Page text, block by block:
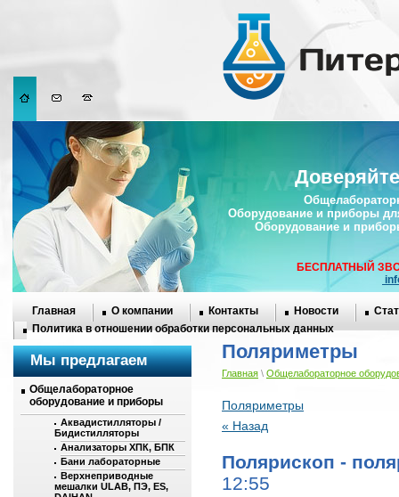
Оборудование и приборы
Оборудование и
БЕСПЛАТНЫЙ
Главная О компании Контакты Новости
Политика в отношении обработки персональных данных
Мы предлагаем
Общелабораторное
оборудование и приборы
Аквадистилляторы /
Бидистилляторы
Анализаторы ХПК, БПК
Бани лабораторные
Верхнеприводные
мешалки ULAB, ПЭ, ES,
Поляриметры
Главная \ Общелабораторное
Поляриметры
« Назад
Полярископ -
12:55